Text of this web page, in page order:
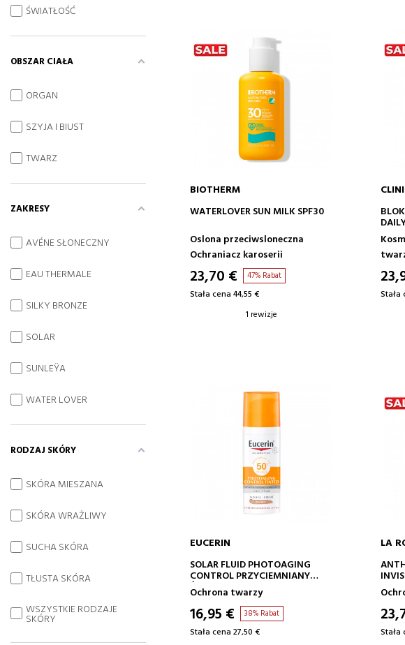
DODAJ DO KOSZYKA
BIOTHERM
WATERLOVER SUN MILK SPF30
Oslona przeciwsloneczna
Ochraniacz karoserii
23,70 € 47% Rabat
Stała cena 44,55 €
1 rewizje
Stała
DODAJ DO KOSZYKA
EUCERIN
SOLAR FLUID PHOTOAGING
CONTROL PRZYCIEMNIANY
ŚREDNI SPF50+
Ochrona twarzy
16,95 € 38% Rabat
Stała cena 27,50 €
LA
Stała
ŚWIATŁOŚĆ
OBSZAR CIAŁA
ORGAN
SZYJA I BIUST
TWARZ
ZAKRESY
AVÉNE SŁONECZNY
EAU THERMALE
SILKY BRONZE
SOLAR
SUNLEŸA
WATER LOVER
RODZAJ SKÓRY
SKÓRA MIESZANA
SKÓRA WRAŻLIWY
SUCHA SKÓRA
TŁUSTA SKÓRA
WSZYSTKIE RODZAJE
SKÓRY